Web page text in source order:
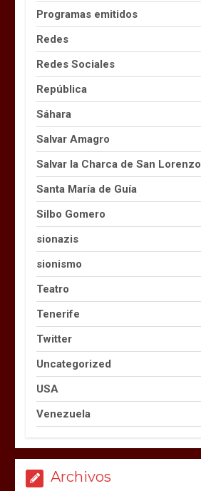
Programas emitidos
Redes
Redes Sociales
República
Sáhara
Salvar Amagro
Salvar la Charca de San Lorenzo
Santa María de Guía
Silbo Gomero
sionazis
sionismo
Teatro
Tenerife
Twitter
Uncategorized
USA
Venezuela
Archivos